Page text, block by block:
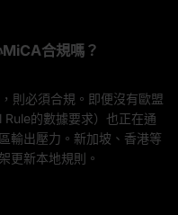
合規嗎？
則必須合規。即便沒有歐盟
的數據要求）也正在通
輸出壓力。新加坡、香港等
更新本地規則。